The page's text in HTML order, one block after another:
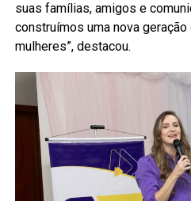
suas famílias, amigos e
construímos uma nova
mulheres”, destacou.